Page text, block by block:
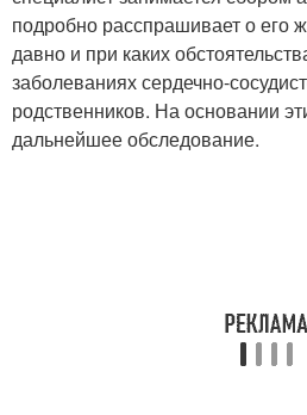
подробно расспрашивает о его
давно и при каких
заболеваниях сердечно-
родственников. На основании
дальнейшее обследование.